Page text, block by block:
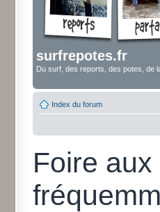
surfrepotes.fr
Du surf, des reports, des potes, de
Index du forum
Foire